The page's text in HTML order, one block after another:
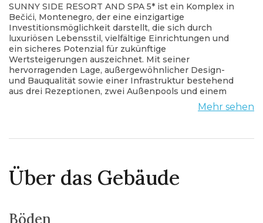
SUNNY SIDE RESORT AND SPA 5* ist ein Komplex in
Bečići, Montenegro, der eine einzigartige
Investitionsmöglichkeit darstellt, die sich durch
luxuriösen Lebensstil, vielfältige Einrichtungen und
ein sicheres Potenzial für zukünftige
Wertsteigerungen auszeichnet. Mit seiner
hervorragenden Lage, außergewöhnlicher Design-
und Bauqualität sowie einer Infrastruktur bestehend
aus drei Rezeptionen, zwei Außenpools und einem
Innenpool, zwei Fitnessstudios, zwei türkischen
Bädern, zwei finnischen Saunen, einem Massageraum,
Eleganz inmitten der atemberaubenden Schönheit
der Adriaküste sowie die Möglichkeit, alle 12 Monate
im Jahr zu vermieten. was eine höhere Kapitalrendite
Kreativität, der montenegrinischen Landschaft mit
Mehr sehen
Über das Gebäude
Böden